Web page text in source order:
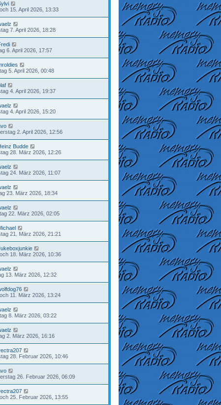
15. April 2026, 13:33
7. April 2026, 18:28
6. April 2026, 17:57
5. April 2026, 00:48
4. April 2026, 19:37
4. April 2026, 15:20
2. April 2026, 12:56
Budde
28. März 2026, 12:26
24. März 2026, 11:07
23. März 2026, 18:34
22. März 2026, 02:05
21. März 2026, 21:21
18. März 2026, 10:36
13. März 2026, 12:32
11. März 2026, 13:24
8. März 2026, 03:22
2. März 2026, 16:16
28. Februar 2026, 10:46
26. Februar 2026, 06:09
25. Februar 2026, 13:55